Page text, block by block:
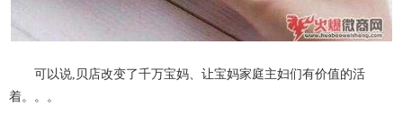
可以说,贝店改变了千万宝妈、让宝妈家庭主妇们有价值的活
着。。。